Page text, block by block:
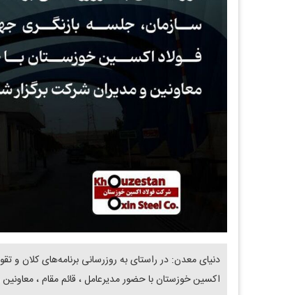
دنیای معدن: در راستای به‌ روزرسانی برنامه‌های کلان
اکسین خوزستان با حضور مدیرعامل ، قائم‌ مقام ،